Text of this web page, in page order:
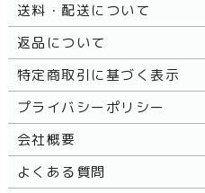
送料・配送について
返品について
特定商取引に基づく表示
プライバシーポリシー
会社概要
よくある質問